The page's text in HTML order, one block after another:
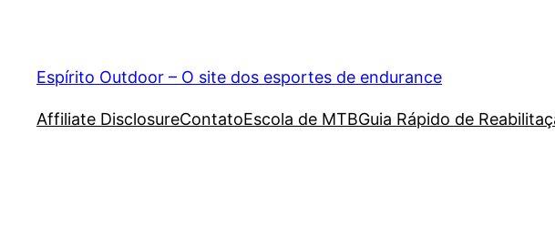
Espírito Outdoor – O site dos esportes de endurance
Affiliate DisclosureContatoEscola de MTBGuia Rápido de